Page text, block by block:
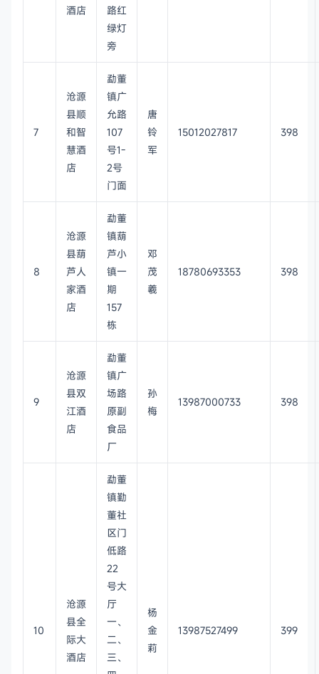
酒店
路红
绿灯
旁
7
沧源
县顺
和智
慧酒
店
勐董
镇广
允路
107
号1-
2号
门面
唐
铃
军
15012027817 398
8
沧源
县葫
芦人
家酒
店
勐董
镇葫
芦小
镇一
期
157
栋
邓
茂
羲
18780693353 398
9
沧源
县双
江酒
店
勐董
镇广
场路
原副
食品
厂
孙
梅
13987000733 398
10
沧源
县全
际大
酒店
勐董
镇勤
董社
区门
低路
22
号大
厅
一、
二、
三、
杨
金
莉
13987527499 399